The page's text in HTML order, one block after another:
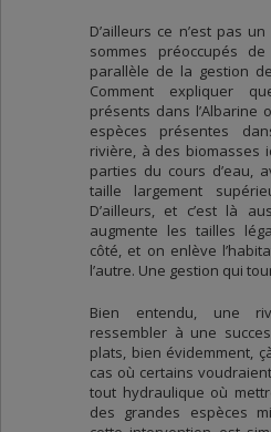
D’ailleurs ce n’est pas
sommes préoccupés de
parallèle de la gestion
Comment expliquer
présents dans l’Albarine
espèces présentes
rivière, à des biomasses
parties du cours d’eau,
taille largement
D’ailleurs, et c’est là
augmente les tailles
côté, et on enlève
l’autre. Une gestion qui
Bien entendu, une
ressembler à une
plats, bien évidemment,
cas où certains
tout hydraulique où
des grandes espèces